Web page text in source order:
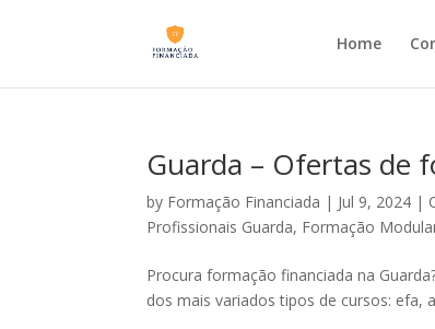
Home
Guarda – Ofertas de
by Formação Financiada | Jul 9, 2024 |
Profissionais Guarda, Formação
Procura formação financiada na
dos mais variados tipos de cursos: efa,